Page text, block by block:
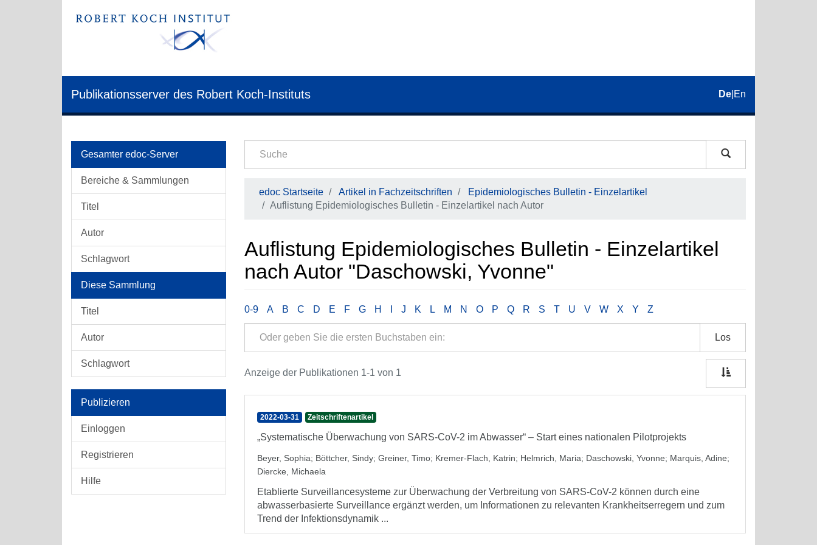
Publikationsserver des Robert Koch-Instituts De En
Gesamter edoc-Server
Bereiche & Sammlungen
Titel
Autor
Schlagwort
Diese Sammlung
Titel
Autor
Schlagwort
Publizieren
Einloggen
Registrieren
Hilfe
edoc Startseite Artikel in Fachzeitschriften
Epidemiologisches Bulletin - Einzelartikel
Auflistung Epidemiologisches Bulletin - Einzelartikel nach Autor
Auflistung Epidemiologisches Bulletin - Einzelartikel
nach Autor "Daschowski, Yvonne"
0-9 A B C D E F G H J K L M N O P Q R S T U V W X Y Z
Los
Anzeige der Publikationen 1-1 von 1
2022-03-31 Zeitschriftenartikel
„Systematische Überwachung von SARS-CoV-2 im Abwasser“ – Start eines nationalen Pilotprojekts
Beyer, Sophia; Böttcher, Sindy; Greiner, Timo; Kremer-Flach, Katrin; Helmrich, Maria; Daschowski, Yvonne; Marquis, Adine;
Diercke, Michaela
Etablierte Surveillancesysteme zur Überwachung der Verbreitung von SARS-CoV-2 können durch eine
abwasserbasierte Surveillance ergänzt werden, um Informationen zu relevanten Krankheitserregern und zum
Trend der Infektionsdynamik ...